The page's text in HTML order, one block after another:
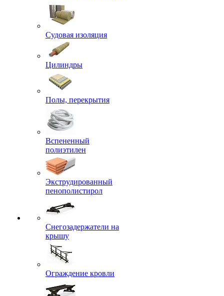
Судовая изоляция
Цилиндры
Полы, перекрытия
Вспененный
полиэтилен
Экструдированный
пенополистирол
Снегозадержатели на
крышу
Ограждение кровли